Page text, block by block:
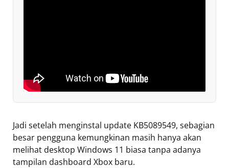
Jadi setelah menginstal update KB5089549, sebagian
besar pengguna kemungkinan masih hanya akan
melihat desktop Windows 11 biasa tanpa adanya
tampilan dashboard Xbox baru.